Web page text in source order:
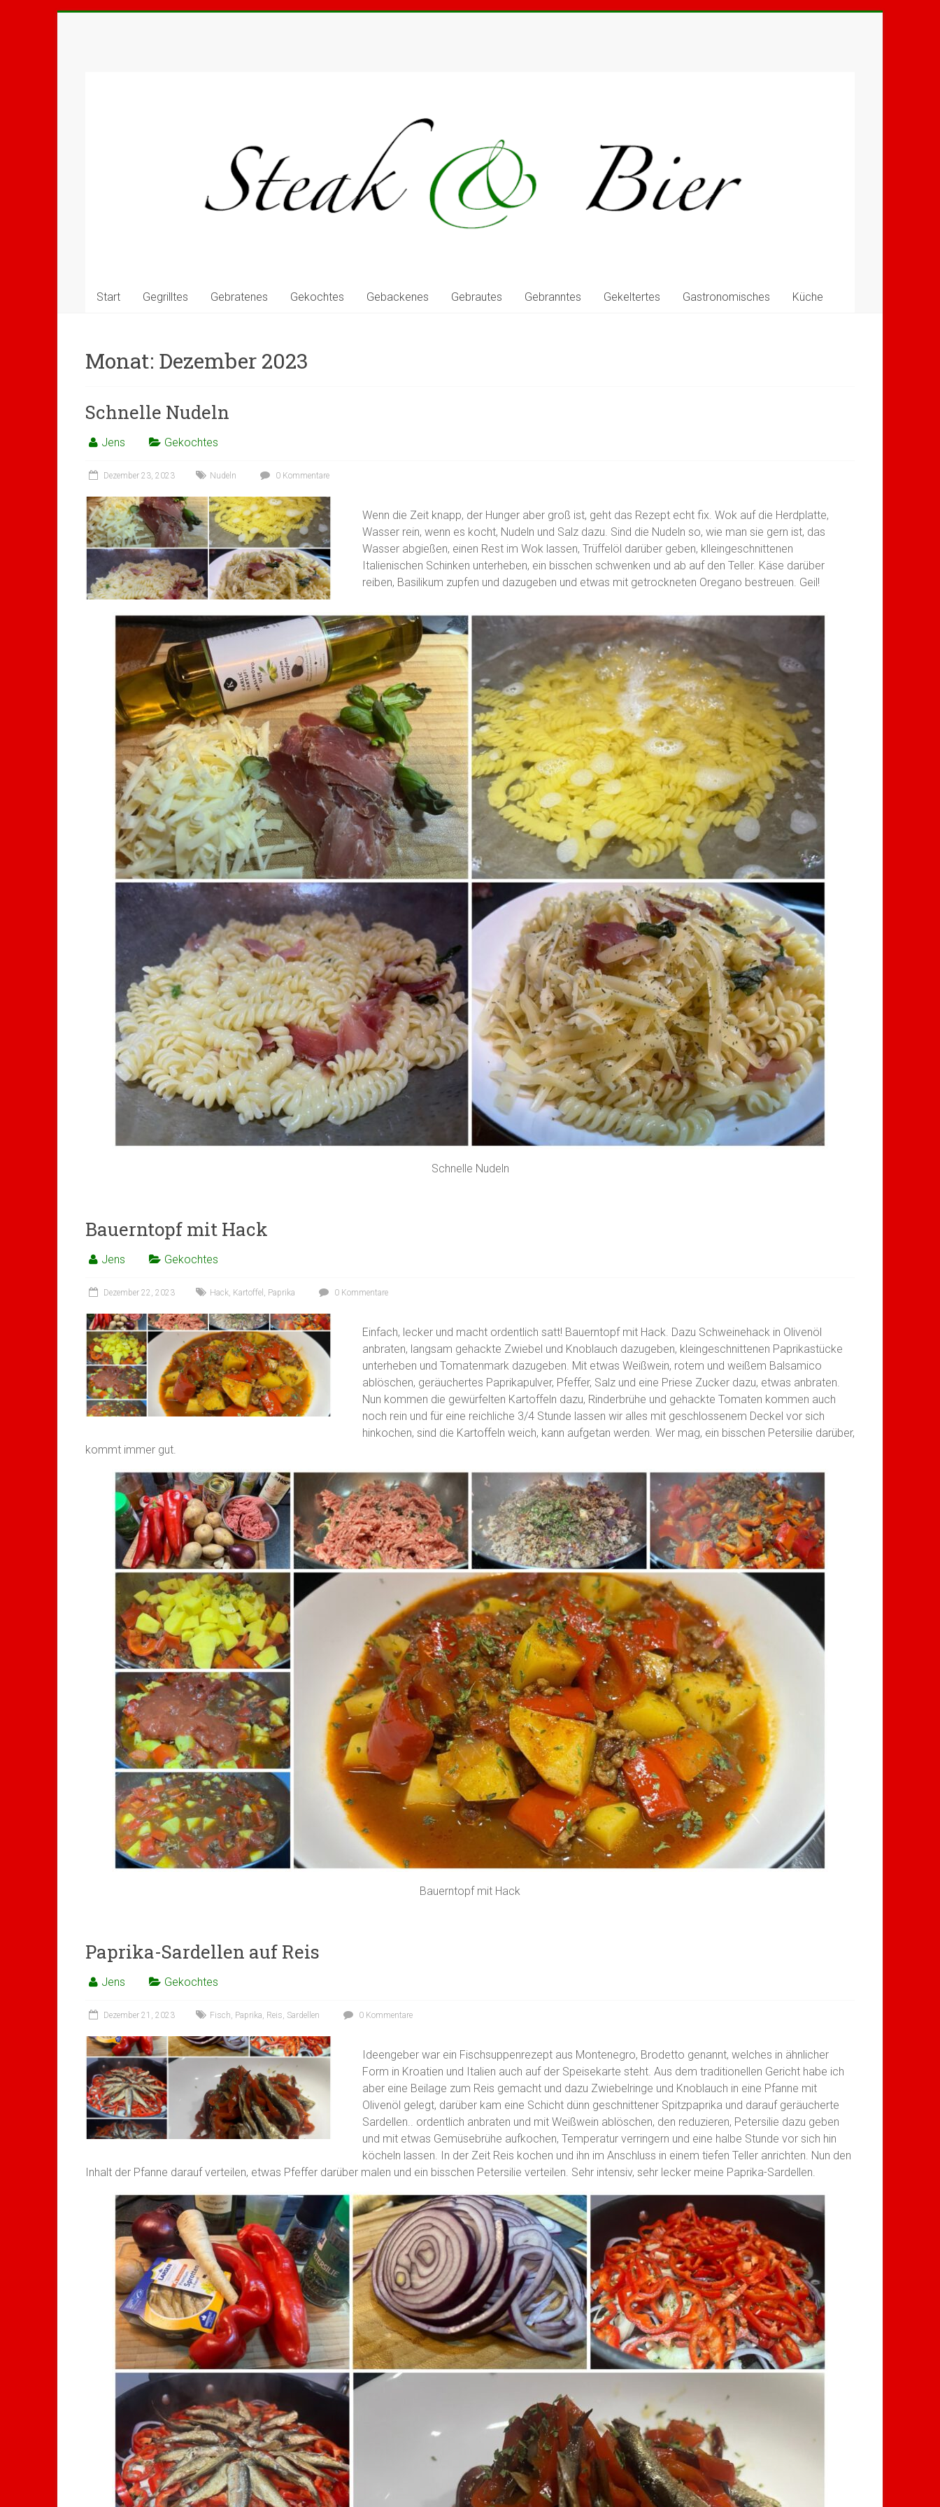
Start Gegrilltes Gebratenes Gekochtes Gebackenes Gebrautes Gebranntes Gekeltertes Gastronomisches Küche
Monat: Dezember 2023
Schnelle Nudeln
Jens Gekochtes
Dezember 23, 2023 Nudeln 0 Kommentare
Wenn die Zeit knapp, der Hunger aber groß ist, geht das Rezept echt fix. Wok auf die Herdplatte,
Wasser rein, wenn es kocht, Nudeln und Salz dazu. Sind die Nudeln so, wie man sie gern ist, das
Wasser abgießen, einen Rest im Wok lassen, Trüffelöl darüber geben, klleingeschnittenen
Italienischen Schinken unterheben, ein bisschen schwenken und ab auf den Teller. Käse darüber
reiben, Basilikum zupfen und dazugeben und etwas mit getrockneten Oregano bestreuen. Geil!
Schnelle Nudeln
Bauerntopf mit Hack
Jens Gekochtes
Dezember 22, 2023 Hack, Kartoffel , Paprika 0 Kommentare
Einfach, lecker und macht ordentlich satt! Bauerntopf mit Hack. Dazu Schweinehack in Olivenöl
anbraten, langsam gehackte Zwiebel und Knoblauch dazugeben, kleingeschnittenen Paprikastücke
unterheben und Tomatenmark dazugeben. Mit etwas Weißwein, rotem und weißem Balsamico
ablöschen, geräuchertes Paprikapulver, Pfeffer, Salz und eine Priese Zucker dazu, etwas anbraten.
Nun kommen die gewürfelten Kartoffeln dazu, Rinderbrühe und gehackte Tomaten kommen auch
noch rein und für eine reichliche 3/4 Stunde lassen wir alles mit geschlossenem Deckel vor sich
hinkochen, sind die Kartoffeln weich, kann aufgetan werden. Wer mag, ein bisschen Petersilie darüber,
kommt immer gut.
Bauerntopf mit Hack
Paprika-Sardellen auf Reis
Jens Gekochtes
Dezember 21, 2023 Fisch, Paprika, Reis, Sardellen 0 Kommentare
Ideengeber war ein Fischsuppenrezept aus Montenegro, Brodetto genannt, welches in ähnlicher
Form in Kroatien und Italien auch auf der Speisekarte steht. Aus dem traditionellen Gericht habe ich
aber eine Beilage zum Reis gemacht und dazu Zwiebelringe und Knoblauch in eine Pfanne mit
Olivenöl gelegt, darüber kam eine Schicht dünn geschnittener Spitzpaprika und darauf geräucherte
Sardellen.. ordentlich anbraten und mit Weißwein ablöschen, den reduzieren, Petersilie dazu geben
und mit etwas Gemüsebrühe aufkochen, Temperatur verringern und eine halbe Stunde vor sich hin
köcheln lassen. In der Zeit Reis kochen und ihn im Anschluss in einem tiefen Teller anrichten. Nun den
Inhalt der Pfanne darauf verteilen, etwas Pfeffer darüber malen und ein bisschen Petersilie verteilen. Sehr intensiv, sehr lecker meine Paprika-Sardellen.